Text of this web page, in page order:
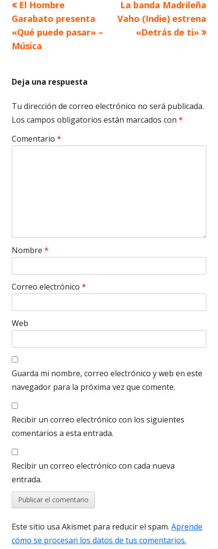
Navegación
de
entradas
Artículo
anterior
El Hombre
Garabato presenta
«Qué puede pasar» –
Música
Artículo
siguiente
La banda Madrileña
Vaho (Indie) estrena
«Detrás de ti»
Deja una respuesta
Tu dirección de correo electrónico no será publicada.
Los campos obligatorios están marcados con *
Comentario *
Nombre *
Correo electrónico *
Web
Guarda mi nombre, correo electrónico y web en este
navegador para la próxima vez que comente.
Recibir un correo electrónico con los siguientes
comentarios a esta entrada.
Recibir un correo electrónico con cada nueva
entrada.
Este sitio usa Akismet para reducir el spam. Aprende
cómo se procesan los datos de tus comentarios.